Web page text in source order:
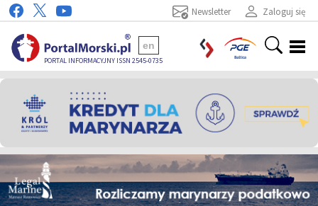
Zaloguj się
Newsletter
PORTAL INFORMACYJNY ISSN 2545-0735
en